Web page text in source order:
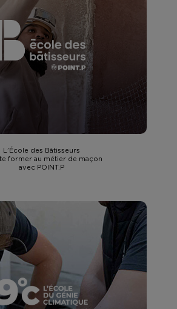
L’École des Bâtisseurs
former au métier de maçon
avec POINT.P